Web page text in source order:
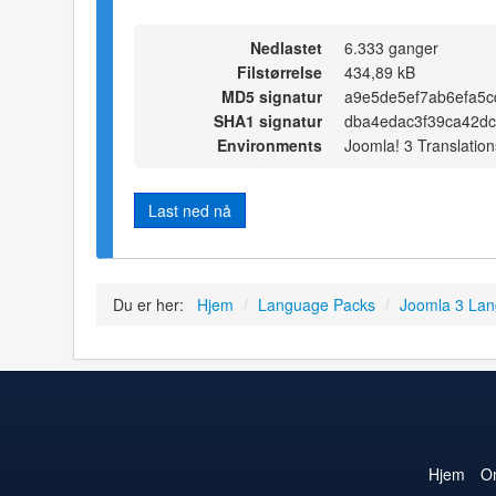
Nedlastet
6.333 ganger
Filstørrelse
434,89 kB
MD5 signatur
SHA1 signatur
Environments
Joomla! 3
Last ned nå
Du er her: Hjem / Language Packs / Joomla 3
Hjem